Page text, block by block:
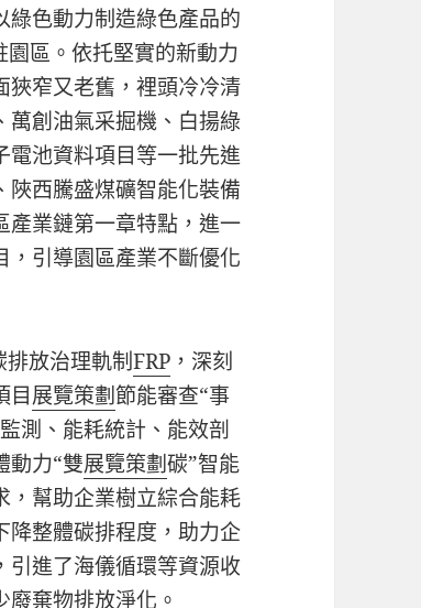
綠色動力制造綠色產品的
園區。依托堅實的新動力
狹窄又老舊，裡頭冷冷清
萬創油氣采掘機、白揚綠
電池資料項目等一批先進
陜西騰盛煤礦智能化裝備
產業鏈第一章特點，進一
，引導園區產業不斷優化
排放治理軌制FRP ，深刻
目展覽策劃節能審查“事
測、能耗統計、能效剖
動力“雙展覽策劃碳”智能
，幫助企業樹立綜合能耗
降整體碳排程度，助力企
引進了海儀循環等資源收
棄物排放淨化。